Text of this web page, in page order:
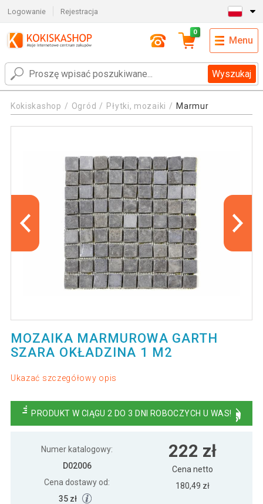
Logowanie Rejestracja
Wyszukaj
0
Menu
Kokiskashop Ogród Płytki, mozaiki Marmur
MOZAIKA MARMUROWA GARTH
SZARA OKŁADZINA 1 M2
Ukazać szczegółowy opis
PRODUKT W CIĄGU 2 DO 3 DNI ROBOCZYCH U WAS!
Numer katalogowy:
D02006
Cena dostawy od:
35 zł
222 zł
Cena netto
180,49 zł